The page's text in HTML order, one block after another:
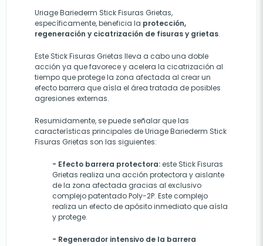
Uriage Bariederm Stick Fisuras Grietas,
específicamente, beneficia la protección,
regeneración y cicatrización de fisuras y grietas.
Este Stick Fisuras Grietas lleva a cabo una doble
acción ya que favorece y acelera la cicatrización al
tiempo que protege la zona afectada al crear un
efecto barrera que aísla el área tratada de posibles
agresiones externas.
Resumidamente, se puede señalar que las
características principales de Uriage Bariederm Stick
Fisuras Grietas son las siguientes:
- Efecto barrera protectora:este Stick Fisuras
Grietas realiza una acción protectora y aislante
de la zona afectada gracias al exclusivo
complejo patentado Poly-2P. Este complejo
realiza un efecto de apósito inmediato que aísla
y protege.
- Regenerador intensivo de la barrera